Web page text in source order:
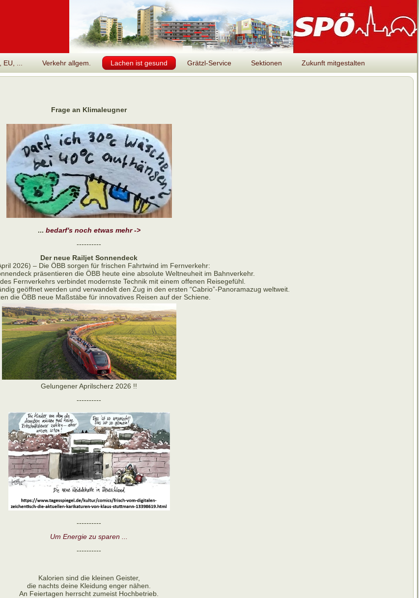
... Verkehr allgem. Lachen ist gesund Grätzl-Service Sektionen
Zukunft mitgestalten
Frage an Klimaleugner
... bedarf's noch etwas mehr ->
----------
Der neue Railjet Sonnendeck
2026) – Die ÖBB sorgen für frischen Fahrtwind im Fernverkehr:
präsentieren die ÖBB heute eine absolute Weltneuheit im Bahnverkehr.
Fernverkehrs verbindet modernste Technik mit einem offenen Reisegefühl.
geöffnet werden und verwandelt den Zug in den ersten “Cabrio”-Panoramazug weltweit.
die ÖBB neue Maßstäbe für innovatives Reisen auf der Schiene.
Gelungener Aprilscherz 2026 !!
----------
----------
Um Energie zu sparen ...
----------
Kalorien sind die kleinen Geister,
die nachts deine Kleidung enger nähen.
An Feiertagen herrscht zumeist Hochbetrieb.